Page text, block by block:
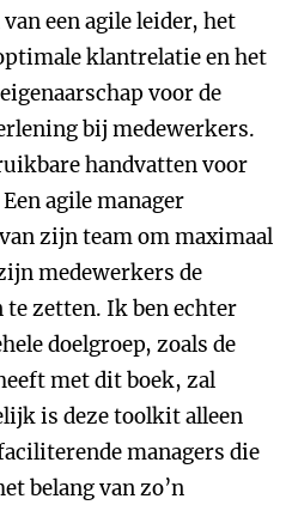
een agile leider, het
klantrelatie en het
voor de
bij medewerkers.
handvatten voor
agile manager
zijn team om maximaal
medewerkers de
zetten. Ik ben echter
doelgroep, zoals de
met dit boek, zal
is deze toolkit alleen
managers die
belang van zo’n